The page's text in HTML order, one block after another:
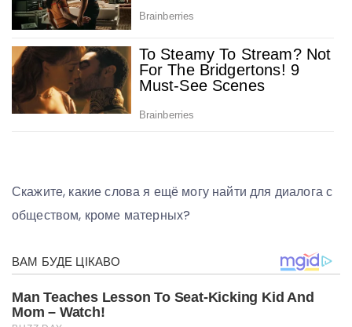
Скажите, какие слова я ещё могу найти для диалога с
обществом, кроме матерных?